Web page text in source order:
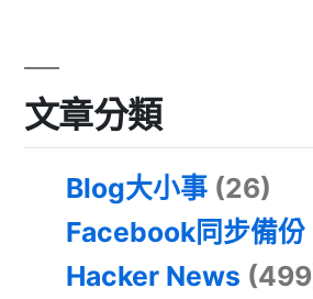
文章分類
Blog大小事 (26)
Facebook同步備份
Hacker News